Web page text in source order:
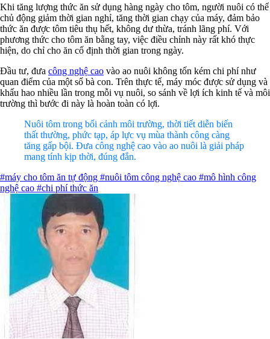
Khi tăng lượng thức ăn sử dụng hàng ngày cho tôm, người nuôi có thể
chủ động giảm thời gian nghỉ, tăng thời gian chạy của máy, đảm bảo
thức ăn được tôm tiêu thụ hết, không dư thừa, tránh lãng phí. Với
phương thức cho tôm ăn bằng tay, việc điều chỉnh này rất khó thực
hiện, do chỉ cho ăn cố định thời gian trong ngày.
Đầu tư, đưa công nghệ cao vào ao nuôi không tốn kém chi phí như
quan điểm của một số bà con. Trên thực tế, máy móc được sử dụng và
khấu hao nhiều lần trong mỗi vụ nuôi, so sánh về lợi ích kinh tế và môi
trường thì bước đi này là hoàn toàn có lợi.
Nuôi tôm trong bối cảnh môi trường, thời tiết diễn biến
thất thường, phức tạp, áp lực vụ mùa thành công càng
tăng gấp bội. Đưa công nghệ cao vào ao nuôi là giải pháp
mang tính kịp thời, đúng đắn.
#máy cho tôm ăn tự động #nuôi tôm công nghệ cao #mô hình công
nghệ cao #chi phí thức ăn